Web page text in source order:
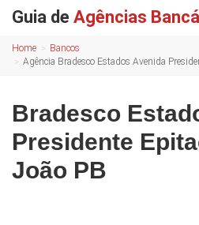
Guia de Agências
Home
Bancos
Agência Bradesco Estados Avenida
Bradesco
Presidente
João PB